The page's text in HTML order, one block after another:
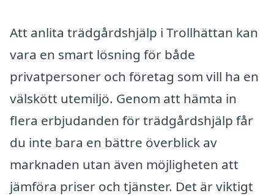
Att anlita trädgårdshjälp i Trollhättan kan
vara en smart lösning för både
privatpersoner och företag som vill ha en
välskött utemiljö. Genom att hämta in
flera erbjudanden för trädgårdshjälp får
du inte bara en bättre överblick av
marknaden utan även möjligheten att
jämföra priser och tjänster. Det är viktigt